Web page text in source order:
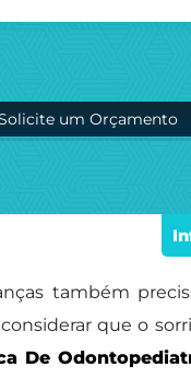
um Orçamento
também
que o
De